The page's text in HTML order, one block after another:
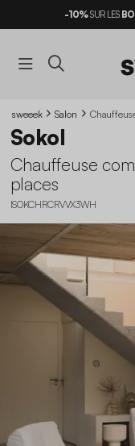
-10%SUR LES
sweeek Salon
Sokol
Chauffeuse
places
ISOKCHRCRVVX3WH